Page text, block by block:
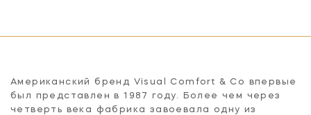
Американский бренд Visual Comfort & Co впервые
был представлен в 1987 году. Более чем через
четверть века фабрика завоевала одну из